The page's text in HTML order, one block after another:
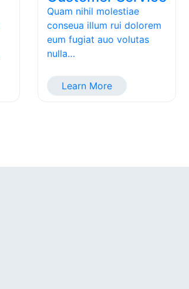
Quam nihil molestiae
conseua illum rui dolorem
eum fugiat auo volutas
nulla…
Learn More